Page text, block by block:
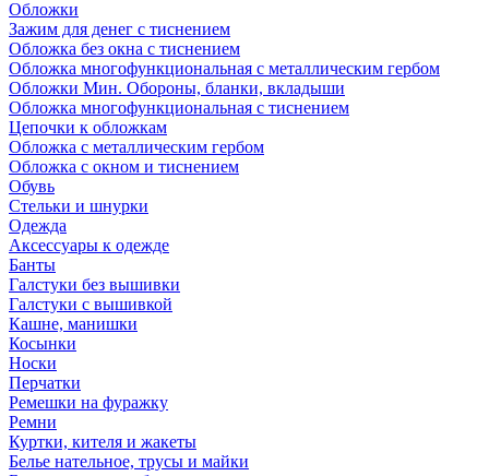
Обложки
Зажим для денег с тиснением
Обложка без окна с тиснением
Обложка многофункциональная с металлическим гербом
Обложки Мин. Обороны, бланки, вкладыши
Обложка многофункциональная с тиснением
Цепочки к обложкам
Обложка с металлическим гербом
Обложка с окном и тиснением
Обувь
Стельки и шнурки
Одежда
Аксессуары к одежде
Банты
Галстуки без вышивки
Галстуки с вышивкой
Кашне, манишки
Косынки
Носки
Перчатки
Ремешки на фуражку
Ремни
Куртки, кителя и жакеты
Белье нательное, трусы и майки